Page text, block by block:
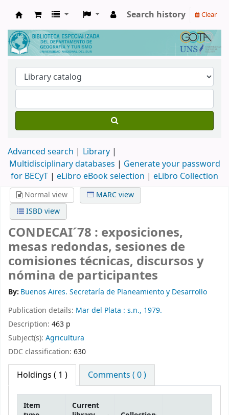
Biblioteca de Geografía y Turismo
Search history Clear
Advanced search
Library
Multidisciplinary databases | Generate your password
for BECyT | eLibro eBook selection | eLibro Collection
Normal view
MARC view
ISBD view
CONDECAI´78 : exposiciones,
mesas redondas, sesiones de
comisiones técnicas, discursos y
nómina de participantes
By: Buenos Aires. Secretaría de Planeamiento y Desarrollo
Publication details: Mar del Plata : s.n., 1979.
Description: 463 p
Subject(s): Agricultura
DDC classification: 630
Holdings ( 1 ) Comments ( 0 )
Item
Current